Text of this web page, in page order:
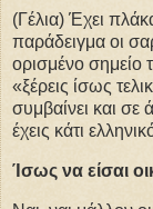
(Γέλια) Έχει
παράδειγμα οι
ορισμένο σημείο
«ξέρεις ίσως
συμβαίνει και σε
έχεις κάτι
Ίσως να είσαι